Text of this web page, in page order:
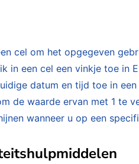
cel om het opgegeven
in een cel een vinkje toe in
datum en tijd toe in
de waarde ervan met 1 te
wanneer u op een